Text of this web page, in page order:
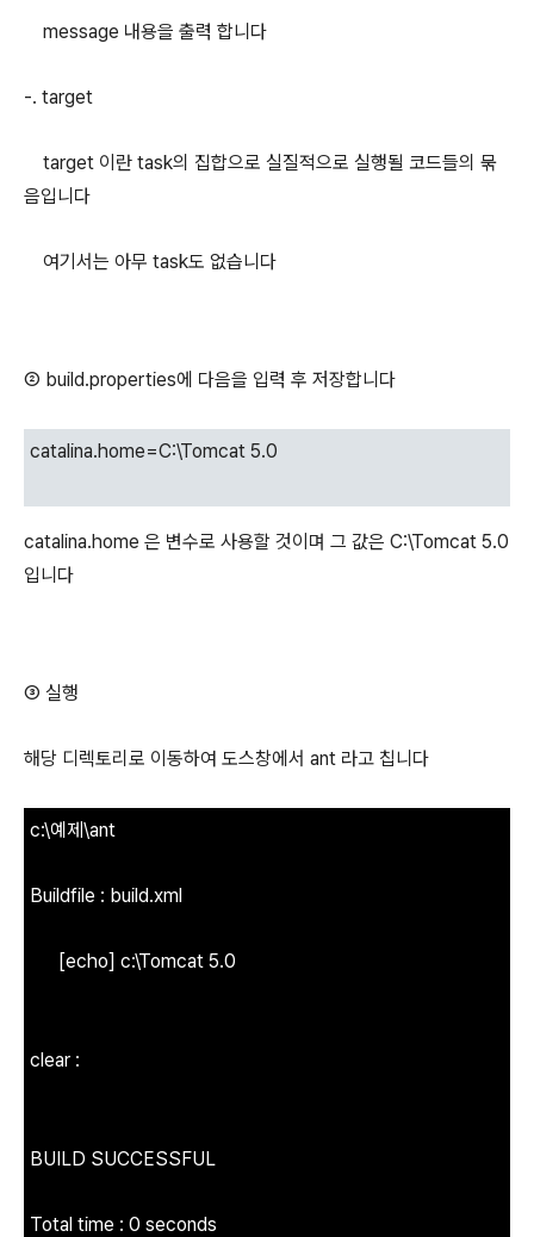
message 내용을 출력 합니다
-. target
target 이란 task의 집합으로 실질적으로 실행될 코드들의 묶
음입니다
여기서는 아무 task도 없습니다
② build.properties에 다음을 입력 후 저장합니다
catalina.home=C:\Tomcat 5.0
catalina.home 은 변수로 사용할 것이며 그 값은 C:\Tomcat 5.0
입니다
③ 실행
해당 디렉토리로 이동하여 도스창에서 ant 라고 칩니다
c:\예제\ant
Buildfile : build.xml
[echo] c:\Tomcat 5.0
clear :
BUILD SUCCESSFUL
Total time : 0 seconds